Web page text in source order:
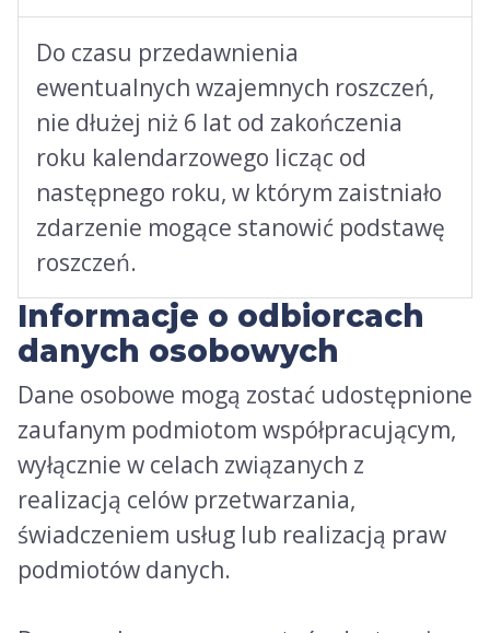
Do czasu przedawnienia
ewentualnych wzajemnych roszczeń,
nie dłużej niż 6 lat od zakończenia
roku kalendarzowego licząc od
następnego roku, w którym zaistniało
zdarzenie mogące stanowić podstawę
roszczeń.
Informacje o odbiorcach
danych osobowych
Dane osobowe mogą zostać udostępnione
zaufanym podmiotom współpracującym,
wyłącznie w celach związanych z
realizacją celów przetwarzania,
świadczeniem usług lub realizacją praw
podmiotów danych.